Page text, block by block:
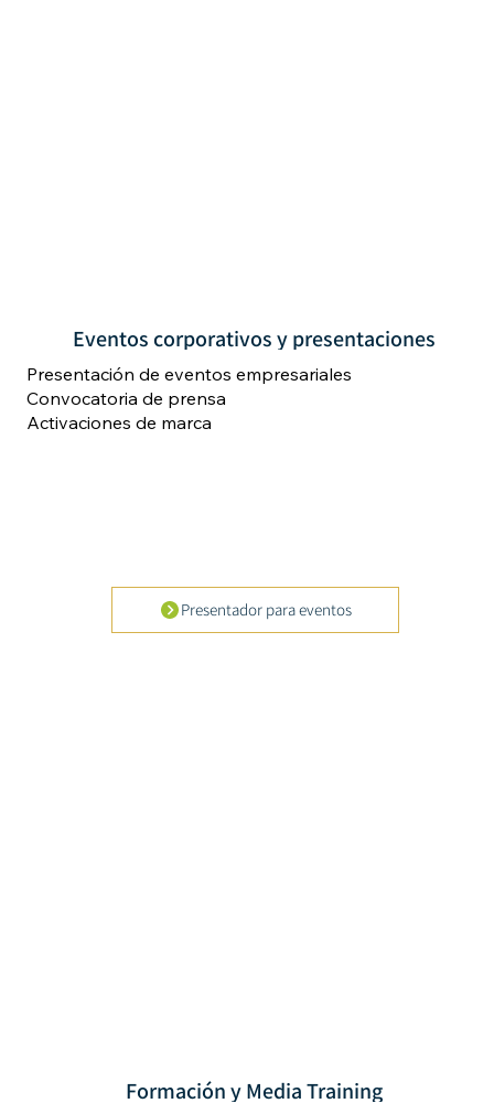
Eventos corporativos y presentaciones
Presentación de eventos empresariales
Convocatoria de prensa
Activaciones de marca
Presentador para eventos
Formación y Media Training